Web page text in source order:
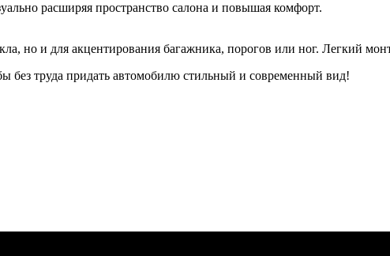
расширяя пространство салона и повышая комфорт.
но и для акцентирования багажника, порогов или ног. Легкий
труда придать автомобилю стильный и современный вид!